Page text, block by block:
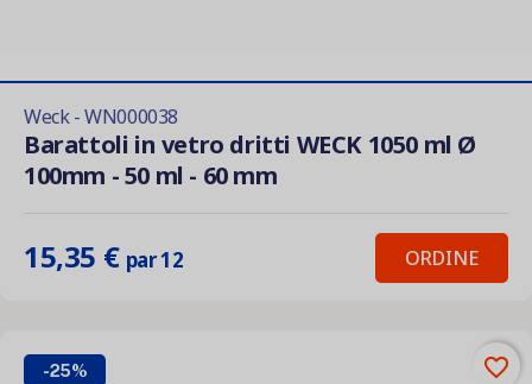
Weck - WN000038
Barattoli in vetro dritti WECK 1050 ml Ø
100mm - 50 ml - 60 mm
15,35 € par 12 ORDINE
-25% favorite_border